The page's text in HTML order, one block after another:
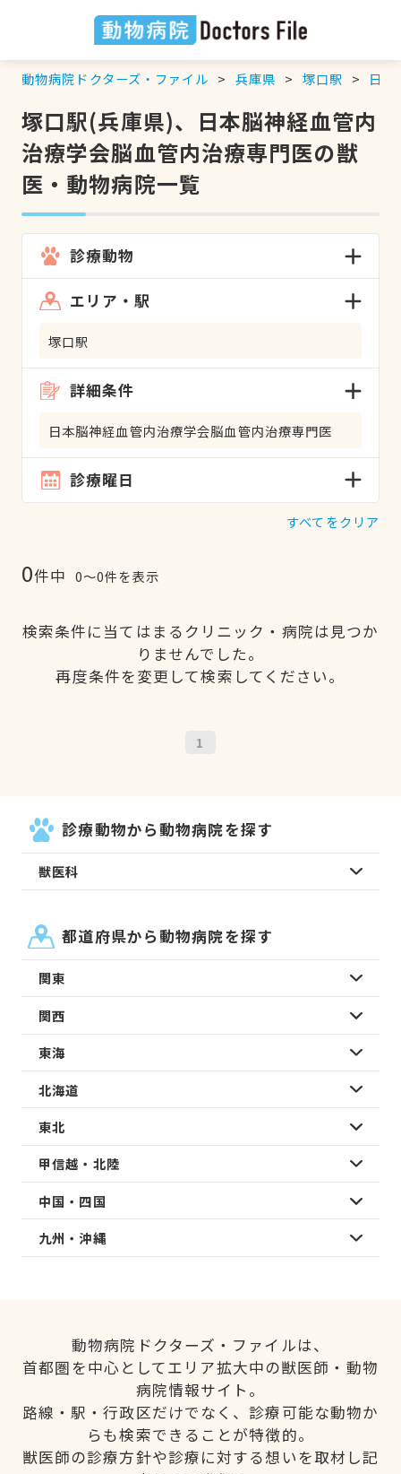
動物病院ドクターズ・ファイル 兵庫県 塚口駅 日
塚口駅(兵庫県)、日本脳神経血管内
治療学会脳血管内治療専門医の獣
医・動物病院一覧
診療動物
エリア・駅
塚口駅
詳細条件
日本脳神経血管内治療学会脳血管内治療専門医
診療曜日
すべてをクリア
0件中 0〜0件を表示
検索条件に当てはまるクリニック・病院は見つか
りませんでした。
再度条件を変更して検索してください。
1
診療動物から動物病院を探す
獣医科
都道府県から動物病院を探す
関東
関西
東海
北海道
東北
甲信越・北陸
中国・四国
九州・沖縄
動物病院ドクターズ・ファイルは、
首都圏を中心としてエリア拡大中の獣医師・動物
病院情報サイト。
路線・駅・行政区だけでなく、診療可能な動物か
らも検索できることが特徴的。
獣医師の診療方針や診療に対する想いを取材し記